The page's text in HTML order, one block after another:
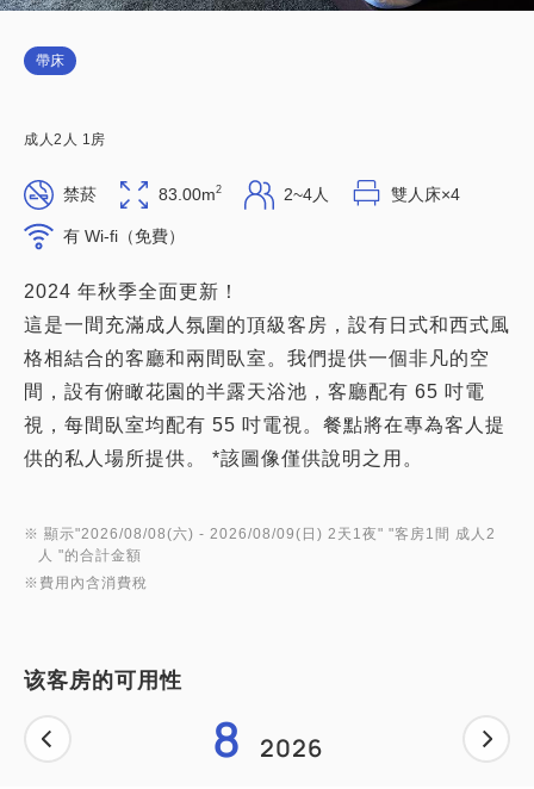
帶床
成人 2 人 1 房
禁菸 83.00m2 2~4人 雙人床×4
有 Wi-fi（免費）
2024 年秋季全面更新！
這是一間充滿成人氛圍的頂級客房，設有日式和西式風
格相結合的客廳和兩間臥室。我們提供一個非凡的空
間，設有俯瞰花園的半露天浴池，客廳配有 65 吋電
視，每間臥室均配有 55 吋電視。餐點將在專為客人提
※ 顯示"2026/08/08(六) - 2026/08/09(日) 2天1夜" "客房1間 成人2
人 "的合計金額
※費用內含消費稅
该客房的可用性
8 2026